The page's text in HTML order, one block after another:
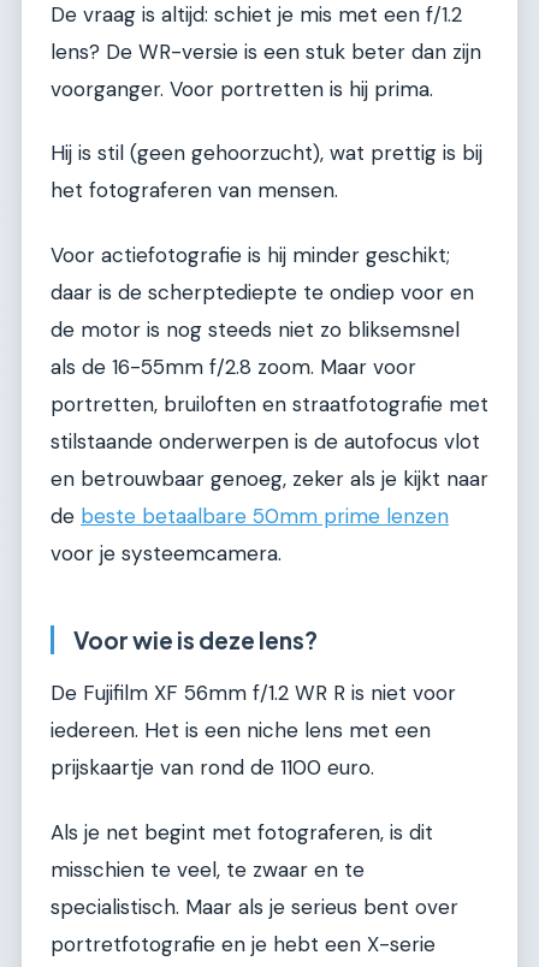
De vraag is altijd: schiet je mis met een f/1.2
lens? De WR-versie is een stuk beter dan zijn
voorganger. Voor portretten is hij prima.
Hij is stil (geen gehoorzucht), wat prettig is bij
het fotograferen van mensen.
Voor actiefotografie is hij minder geschikt;
daar is de scherptediepte te ondiep voor en
de motor is nog steeds niet zo bliksemsnel
als de 16-55mm f/2.8 zoom. Maar voor
portretten, bruiloften en straatfotografie met
stilstaande onderwerpen is de autofocus vlot
en betrouwbaar genoeg, zeker als je kijkt naar
de beste betaalbare 50mm prime lenzen
voor je systeemcamera.
Voor wie is deze lens?
De Fujifilm XF 56mm f/1.2 WR R is niet voor
iedereen. Het is een niche lens met een
prijskaartje van rond de 1100 euro.
Als je net begint met fotograferen, is dit
misschien te veel, te zwaar en te
specialistisch. Maar als je serieus bent over
portretfotografie en je hebt een X-serie